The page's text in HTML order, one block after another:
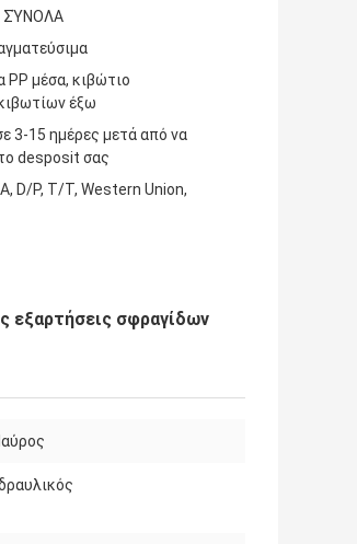
ΣΎΝΟΛΑ
PP μέσα, κιβώτιο
έξω
3-15 ημέρες μετά από να
desposit σας
D/P, T/T, Western Union,
εξαρτήσεις σφραγίδων